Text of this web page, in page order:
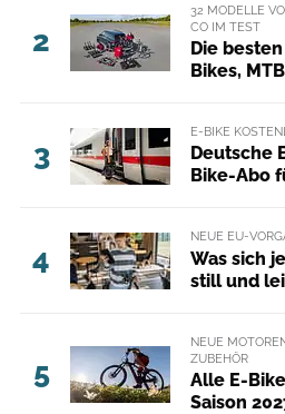
2
32 MODELLE
CO IM TEST
Die
Bikes,
3
E-BIKE
Deutsche
Bike-Abo
4
NEUE EU-
Was sich
still und
5
NEUE
ZUBEHÖR
Alle E-
Saison